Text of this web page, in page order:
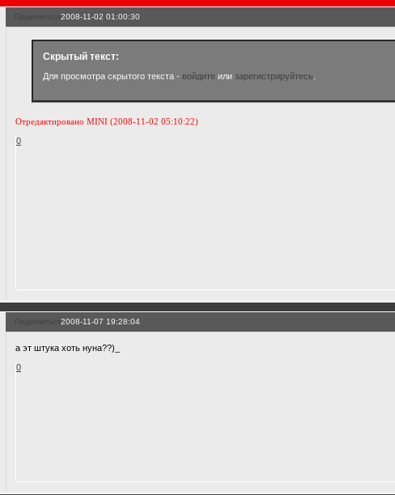
Поделиться2008-11-02 01:00:30
Скрытый текст:
Для просмотра скрытого текста - войдитеили зарегистрируйтесь
Отредактировано MINI (2008-11-02 05:10:22)
0
Поделиться2008-11-07 19:28:04
а эт штука хоть нуна??)_
0